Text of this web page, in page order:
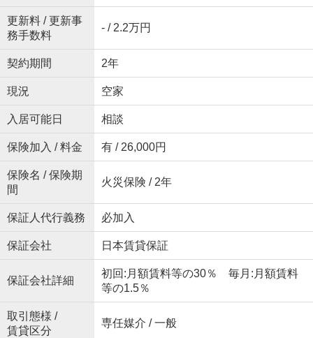
更新料 / 更新事
務手数料
- / 2.2万円
契約期間 2年
現況 空家
入居可能日 相談
保険加入 / 料金 有 / 26,000円
保険名 / 保険期
間
火災保険 / 2年
保証人代行義務 必加入
保証会社 日本賃貸保証
保証会社詳細
初回:月額賃料等の30％ 毎月:月額賃料
等の1.5％
取引態様 /
賃貸区分
専任媒介 / 一般